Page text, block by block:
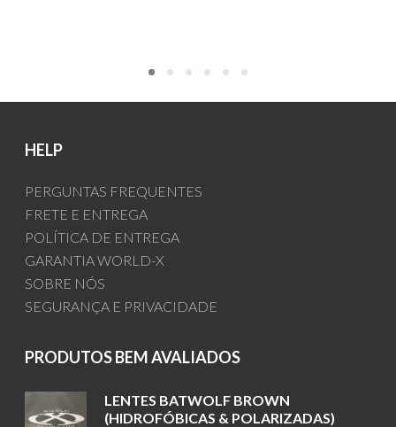
HELP
PERGUNTAS FREQUENTES
FRETE E ENTREGA
POLÍTICA DE ENTREGA
GARANTIA WORLD-X
SOBRE NÓS
SEGURANÇA E PRIVACIDADE
PRODUTOS BEM AVALIADOS
LENTES BATWOLF BROWN
(HIDROFÓBICAS & POLARIZADAS)